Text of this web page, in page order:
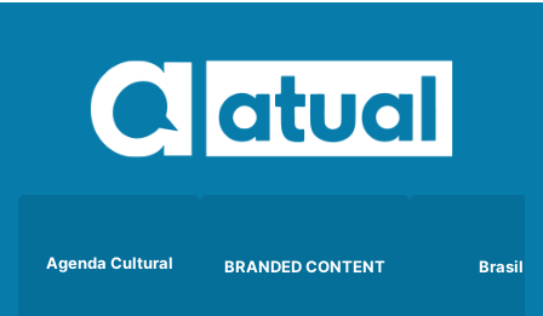
Agenda Cultural BRANDED CONTENT Brasil